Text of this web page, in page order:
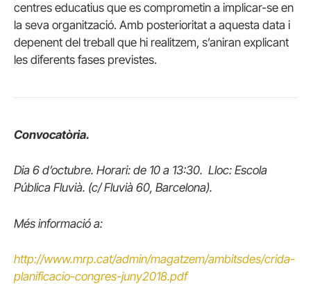
centres educatius que es comprometin a implicar-se en
la seva organització. Amb posterioritat a aquesta data i
depenent del treball que hi realitzem, s’aniran explicant
les diferents fases previstes.
Convocatòria.
Dia 6 d’octubre. Horari: de 10 a 13:30. Lloc: Escola
Pública Fluvià. (c/ Fluvià 60, Barcelona).
Més informació a:
http://www.mrp.cat/admin/magatzem/ambitsdes/crida-
planificacio-congres-juny2018.pdf